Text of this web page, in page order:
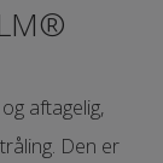
aftagelig,
Den er